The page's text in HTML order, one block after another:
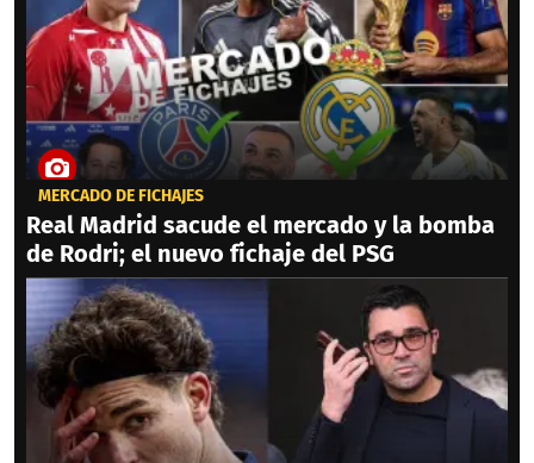
MERCADO DE FICHAJES
Real Madrid sacude el mercado y la bomba
de Rodri; el nuevo fichaje del PSG